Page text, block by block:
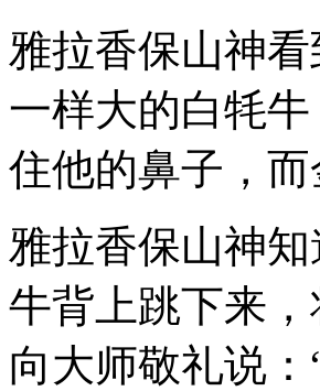
雅拉香保山神
一样大的白牦
住他的鼻子，
雅拉香保山神
牛背上跳下来
向大师敬礼说